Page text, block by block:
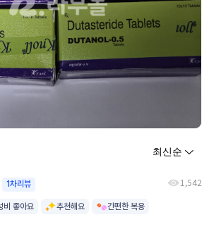
1차리뷰 1,542
비 좋아요 추천해요 간편한 복용